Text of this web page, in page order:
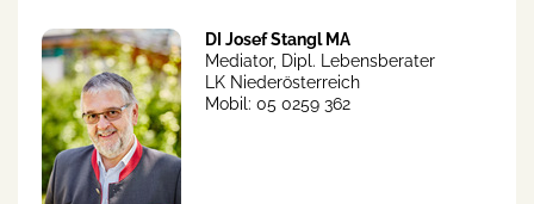
DI Josef Stangl MA
Mediator, Dipl. Lebensberater
LK Niederösterreich
Mobil: 05 0259 362